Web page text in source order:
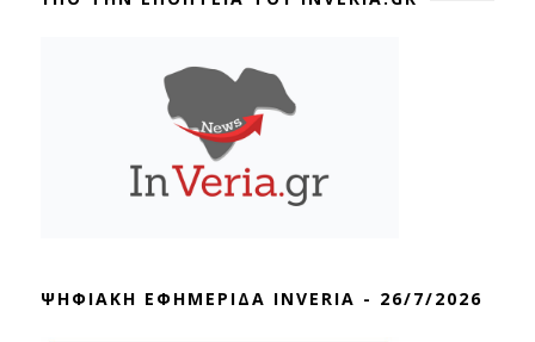
ΨΗΦΙΑΚΗ ΕΦΗΜΕΡΙΔΑ INVERIA - 26/7/2026